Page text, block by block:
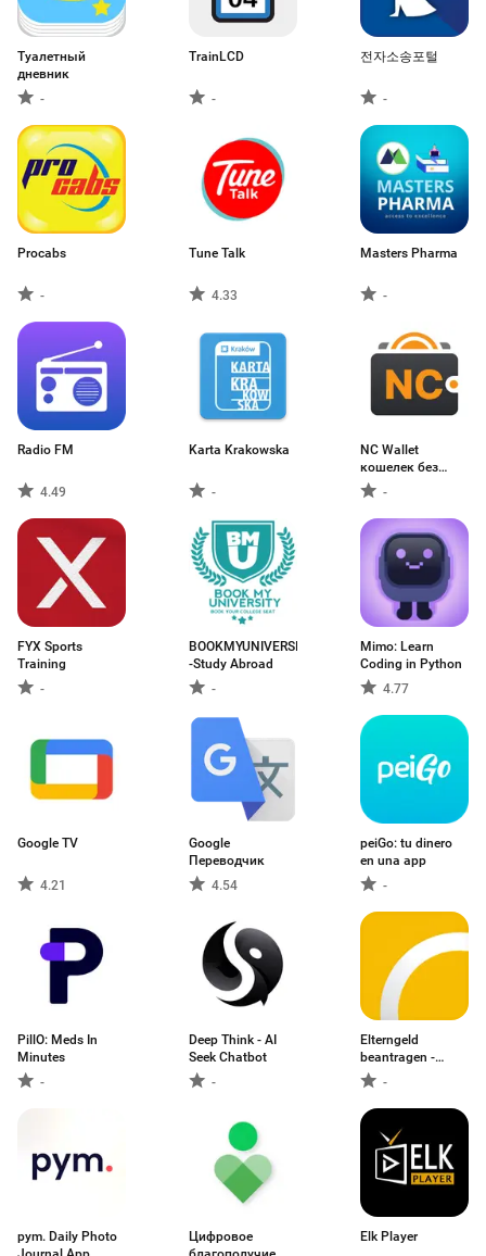
Туалетный
дневник
-
TrainLCD
-
전자소송포털
-
Procabs
-
Tune Talk
4.33
Masters Pharma
-
Radio FM
4.49
Karta Krakowska
-
NC Wallet
кошелек без
комиссии
-
FYX Sports
Training
-
BOOKMYUNIVERSITY
-Study Abroad
-
Mimo: Learn
Coding in Python
4.77
Google TV
4.21
Google
Переводчик
4.54
peiGo: tu dinero
en una app
-
PillO: Meds In
Minutes
-
Deep Think - AI
Seek Chatbot
-
Elterngeld
beantragen -
formie
-
pym. Daily Photo
Цифровое
Elk Player